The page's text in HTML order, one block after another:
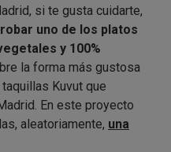
si te gusta cuidarte,
uno de los platos
y 100%
la forma más gustosa
Kuvut que
En este proyecto
aleatoriamente, una